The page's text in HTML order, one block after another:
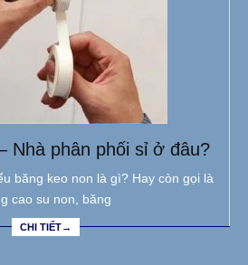
Nhà phân phối sỉ ở đâu?
băng keo non là gì? Hay còn gọi là
cao su non, băng
CHI TIẾT→